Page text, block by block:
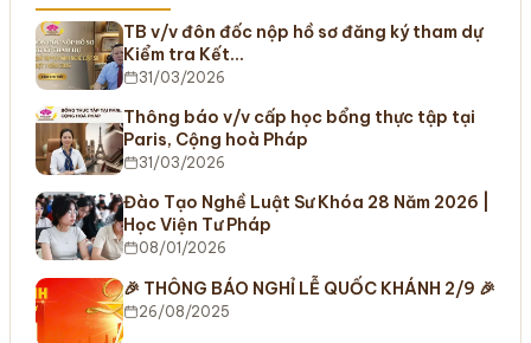
TB v/v đôn đốc nộp hồ sơ đăng ký tham dự
Kiểm tra Kết…
31/03/2026
Thông báo v/v cấp học bổng thực tập tại
Paris, Cộng hoà Pháp
31/03/2026
Đào Tạo Nghề Luật Sư Khóa 28 Năm 2026 |
Học Viện Tư Pháp
08/01/2026
🎉 THÔNG BÁO NGHỈ LỄ QUỐC KHÁNH 2/9 🎉
26/08/2025